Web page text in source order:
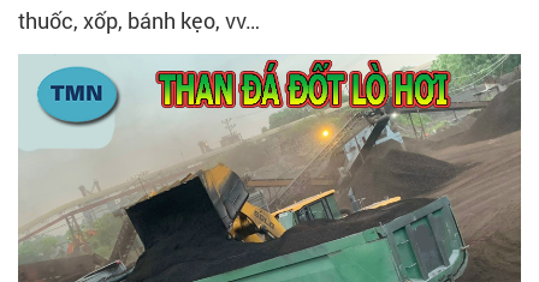
thuốc, xốp, bánh kẹo, vv…